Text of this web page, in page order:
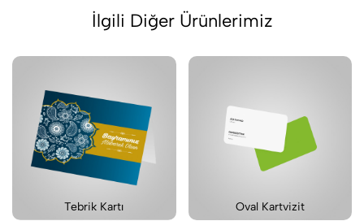
İlgili Diğer Ürünlerimiz
Tebrik Kartı Oval Kartvizit